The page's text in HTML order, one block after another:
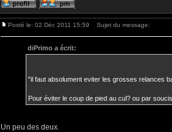
Posté le: 02 Déc 2011 15:59 Sujet du message:
diPrimo a écrit:
"il faut absolument eviter les grosses relances
Pour éviter le coup de pied au cul? ou par
Un peu des deux.